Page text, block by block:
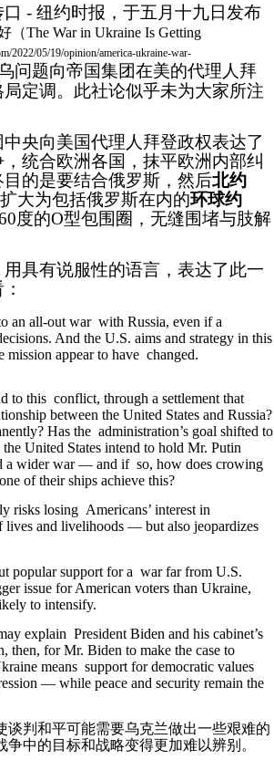
- 纽约时报，于五月十九日发布
（The War in Ukraine Is Getting
2022/05/19/opinion/america-ukraine-war-
问题向帝国集团在美的代理人拜
定调。此社论似乎未为大家所注
央向美国代理人拜登政权表达了
统合欧洲各国，抹平欧洲内部纠
的是要结合俄罗斯，然后北约
大为包括俄罗斯在内的环球约
度的O型包围圈，无缝围堵与肢解
具有说服性的语言，表达了此一
an all-out war with Russia, even if a
And the U.S. aims and strategy in this
mission appear to have changed.
to this conflict, through a settlement that
between the United States and Russia?
Has the administration’s goal shifted to
United States intend to hold Mr. Putin
a wider war — and if so, how does crowing
of their ships achieve this?
risks losing Americans’ interest in
lives and livelihoods —butalso jeopardizes
popular support for a war far from U.S.
issue for American voters than Ukraine,
to intensify.
explain President Biden and his cabinet’s
then, for Mr. Biden to make the case to
means support for democratic values
— while peace and security remain the
谈判和平可能需要乌克兰做出一些艰难的
中的目标和战略变得更加难以辨别。